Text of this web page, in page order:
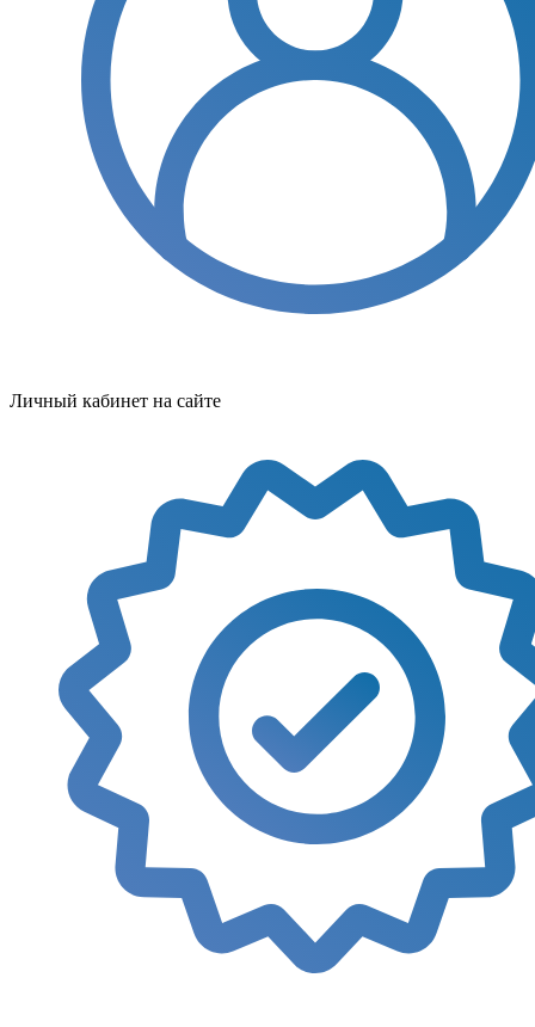
Личный кабинет на сайте